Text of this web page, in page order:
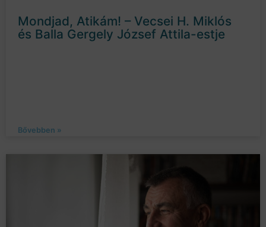
Mondjad, Atikám! – Vecsei H. Miklós
és Balla Gergely József Attila-estje
Bővebben »